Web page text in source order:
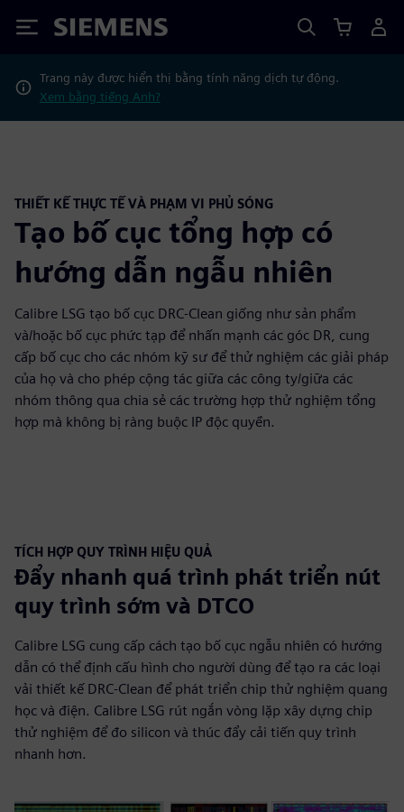
Siemens
Trang này được hiển thị bằng tính năng dịch tự động.
Xem bằng tiếng Anh?
THIẾT KẾ THỰC TẾ VÀ PHẠM VI PHỦ SÓNG
Tạo bố cục tổng hợp có
hướng dẫn ngẫu nhiên
Calibre LSG tạo bố cục DRC-Clean giống như sản phẩm
và/hoặc bố cục phức tạp để nhấn mạnh các góc DR, cung
cấp bố cục cho các nhóm kỹ sư để thử nghiệm các giải pháp
của họ và cho phép cộng tác giữa các công ty/giữa các
nhóm thông qua chia sẻ các trường hợp thử nghiệm tổng
hợp mà không bị ràng buộc IP độc quyền.
TÍCH HỢP QUY TRÌNH HIỆU QUẢ
Đẩy nhanh quá trình phát triển nút
quy trình sớm và DTCO
Calibre LSG cung cấp cách tạo bố cục ngẫu nhiên có hướng
dẫn có thể định cấu hình cho người dùng để tạo ra các loại
vải thiết kế DRC-Clean để phát triển chip thử nghiệm quang
học và điện. Calibre LSG rút ngắn vòng lặp xây dựng chip
thử nghiệm để đo silicon và thúc đẩy cải tiến quy trình
nhanh hơn.